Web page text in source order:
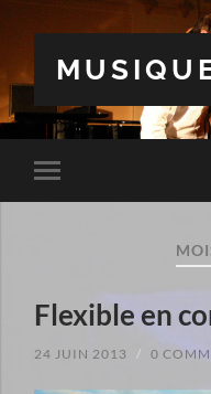
Toggle
mobile
Flexible en
24 JUIN 2013 / 0